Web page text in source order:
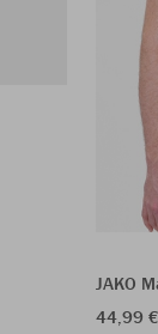
JAKO
44,99 €